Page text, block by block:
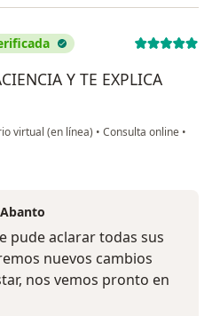
Y TE EXPLICA
virtual (en línea) • Consulta online •
pude aclarar todas sus
nuevos cambios
nos vemos pronto en